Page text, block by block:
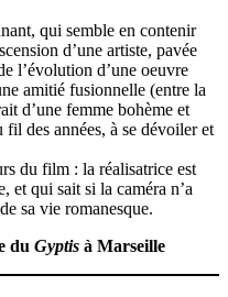
qui semble en contenir
d’une artiste, pavée
l’évolution d’une oeuvre
amitié fusionnelle (entre la
d’une femme bohème et
des années, à se dévoiler et
du film : la réalisatrice est
et qui sait si la caméra n’a
sa vie romanesque.
du Gyptis à Marseille